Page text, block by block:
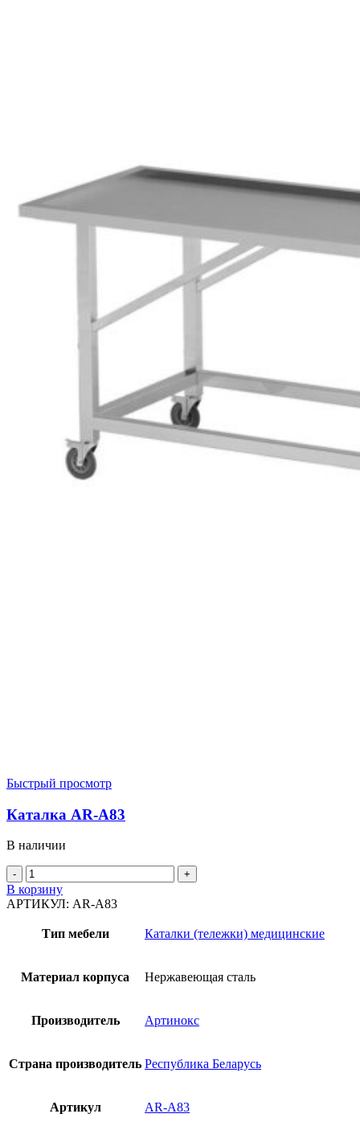
Быстрый просмотр
Каталка AR-A83
В наличии
Количество
товара
Каталка
A83
В корзину
АРТИКУЛ: AR-A83
Тип мебели Каталки (тележки) медицинские
Материал корпуса Нержавеющая сталь
Производитель Артинокс
Страна производитель Республика Беларусь
Артикул AR-A83